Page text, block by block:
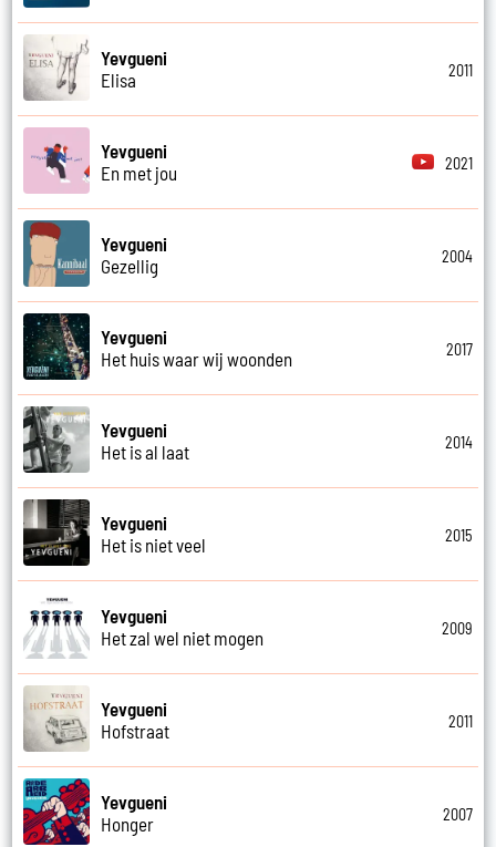
Yevgueni
Elisa
2011
Yevgueni
En met jou
2021
Yevgueni
Gezellig
2004
Yevgueni
Het huis waar wij woonden
2017
Yevgueni
Het is al laat
2014
Yevgueni
Het is niet veel
2015
Yevgueni
Het zal wel niet mogen
2009
Yevgueni
Hofstraat
2011
Yevgueni
Honger
2007